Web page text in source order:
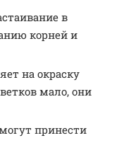
в
корней и
на окраску
мало, они
принести